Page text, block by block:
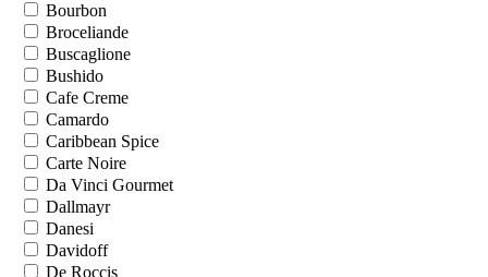
Bourbon
Broceliande
Buscaglione
Bushido
Cafe Creme
Camardo
Caribbean Spice
Carte Noire
Da Vinci Gourmet
Dallmayr
Danesi
Davidoff
De Roccis